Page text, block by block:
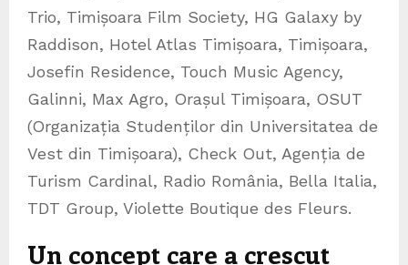
Trio, Timișoara Film Society, HG Galaxy by
Raddison, Hotel Atlas Timișoara, Timișoara,
Josefin Residence, Touch Music Agency,
Galinni, Max Agro, Orașul Timișoara, OSUT
(Organizația Studenților din Universitatea de
Vest din Timișoara), Check Out, Agenția de
Turism Cardinal, Radio România, Bella Italia,
TDT Group, Violette Boutique des Fleurs.
Un concept care a crescut